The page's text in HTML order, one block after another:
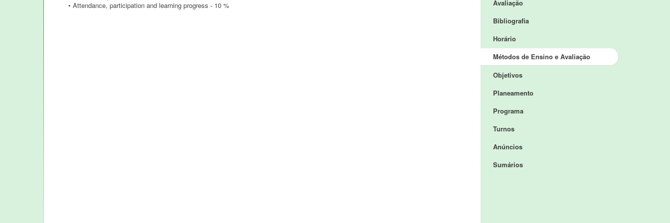
Avaliação
Bibliografia
Horário
Métodos de Ensino e Avaliação
Objetivos
Planeamento
Programa
Turnos
Anúncios
Sumários